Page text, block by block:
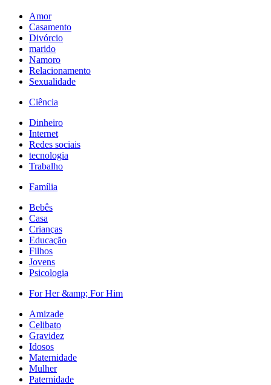
Amor
Casamento
Divórcio
marido
Namoro
Relacionamento
Sexualidade
Ciência
Dinheiro
Internet
Redes sociais
tecnologia
Trabalho
Família
Bebês
Casa
Crianças
Educação
Filhos
Jovens
Psicologia
For Her &amp; For Him
Amizade
Celibato
Gravidez
Idosos
Maternidade
Mulher
Paternidade